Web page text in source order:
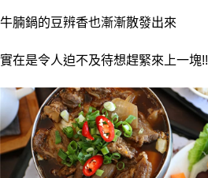
牛腩鍋的豆辨香也漸漸散發出來
實在是令人迫不及待想趕緊來上一塊!!